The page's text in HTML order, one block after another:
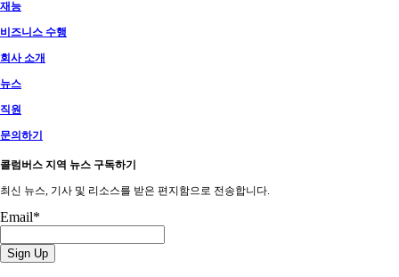
재능
비즈니스 수행
회사 소개
뉴스
직원
문의하기
콜럼버스 지역 뉴스 구독하기
최신 뉴스, 기사 및 리소스를 받은 편지함으로 전송합니다.
Email*